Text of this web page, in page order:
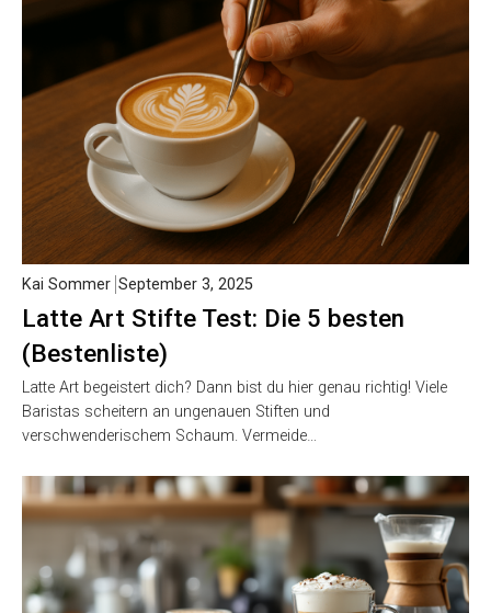
Latte Art Stifte Test: Die 5 besten
(Bestenliste)
Kai Sommer September 3, 2025
Latte Art begeistert dich? Dann bist du hier genau richtig! Viele
Baristas scheitern an ungenauen Stiften und
verschwenderischem Schaum. Vermeide…